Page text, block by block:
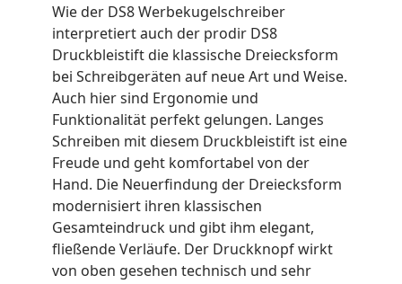
Wie der DS8 Werbekugelschreiber
interpretiert auch der prodir DS8
Druckbleistift die klassische Dreiecksform
bei Schreibgeräten auf neue Art und Weise.
Auch hier sind Ergonomie und
Funktionalität perfekt gelungen. Langes
Schreiben mit diesem Druckbleistift ist eine
Freude und geht komfortabel von der
Hand. Die Neuerfindung der Dreiecksform
modernisiert ihren klassischen
Gesamteindruck und gibt ihm elegant,
fließende Verläufe. Der Druckknopf wirkt
von oben gesehen technisch und sehr